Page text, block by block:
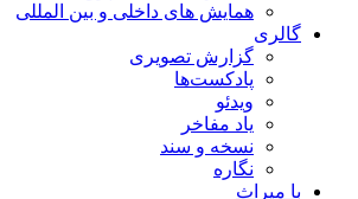
همایش های داخلی و بین المللی
گالری
گزارش تصویری
پادکست‌ها
ویدئو
یاد مفاخر
نسخه و سند
نگاره
با میراث